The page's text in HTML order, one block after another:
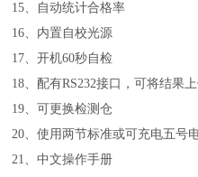
15、自动统计合格率
16、内置自校光源
17、开机60秒自检
18、配有RS232接口，可将结果
19、可更换检测仓
20、使用两节标准或可充电五号
21、中文操作手册